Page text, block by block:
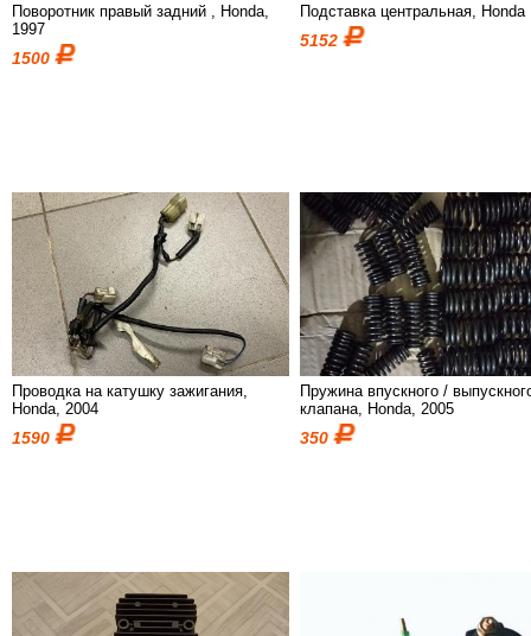
Поворотник правый задний , Honda,
1997
1500
Подставка центральная, Honda
5152
Проводка на катушку зажигания,
Honda, 2004
1590
Пружина впускного /
клапана, Honda, 2005
350